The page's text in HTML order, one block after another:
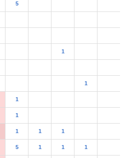
5
1
1
1
1
1 1 1
5 1 1 1